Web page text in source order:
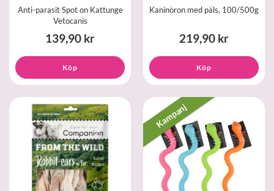
Anti-parasit Spot on Kattunge
Vetocanis
139,90 kr
Köp
Kaninöron med päls, 100/500g
219,90 kr
Köp
Kampanj